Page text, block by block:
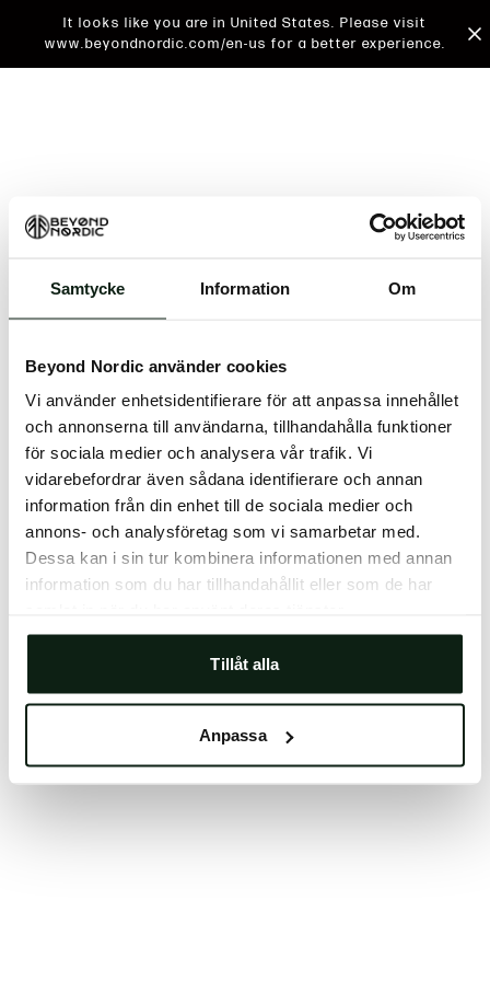
Samtycke Information Om
Beyond Nordic använder cookies
Vi använder enhetsidentifierare för att anpassa innehållet
och annonserna till användarna, tillhandahålla funktioner
för sociala medier och analysera vår trafik. Vi
vidarebefordrar även sådana identifierare och annan
information från din enhet till de sociala medier och
annons- och analysföretag som vi samarbetar med.
Dessa kan i sin tur kombinera informationen med annan
information som du har tillhandahållit eller som de har
Tillåt alla
Anpassa
It looks like you are in United States. Please visit
www.beyondnordic.com/en-us for a better experience.
An unknown error has occurred. An error report has
issue will be investigated.
Click the button below to refresh the website. If the
issue persists, either try waiting a moment or
reopening your browser.
Clearing your browser cache may also help in some
cases.
We apologize for the inconvenience.